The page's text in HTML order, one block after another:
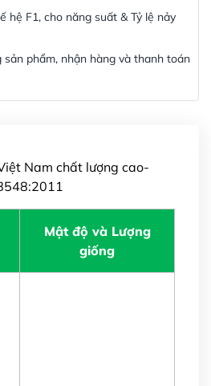
hệ F1, cho năng suất & Tỷ lệ nảy
phẩm, nhận hàng và thanh toán
Nam chất lượng cao-
Mật độ và Lượng
giống